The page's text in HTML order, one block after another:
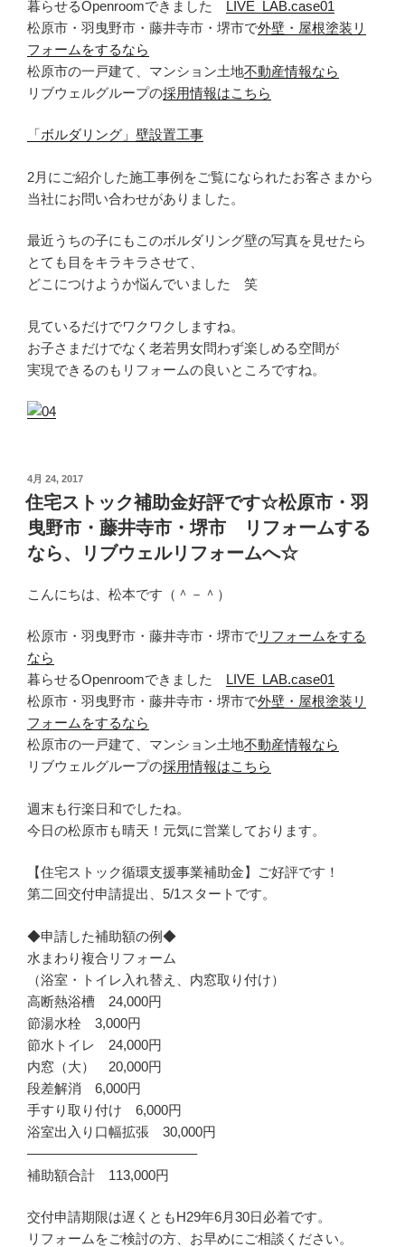
暮らせるOpenroomできました LIVE_LAB.case01
松原市・羽曳野市・藤井寺市・堺市で外壁・屋根塗装リ
フォームをするなら
松原市の一戸建て、マンション土地不動産情報なら
リブウェルグループの採用情報はこちら
「ボルダリング」壁設置工事
2月にご紹介した施工事例をご覧になられたお客さまから
当社にお問い合わせがありました。
最近うちの子にもこのボルダリング壁の写真を見せたら
とても目をキラキラさせて、
どこにつけようか悩んでいました 笑
見ているだけでワクワクしますね。
お子さまだけでなく老若男女問わず楽しめる空間が
実現できるのもリフォームの良いところですね。
投
稿
日:
4月 24, 2017
住宅ストック補助金好評です☆松原市・羽
曳野市・藤井寺市・堺市 リフォームする
なら、リブウェルリフォームへ☆
こんにちは、松本です（＾－＾）
松原市・羽曳野市・藤井寺市・堺市でリフォームをする
なら
暮らせるOpenroomできました LIVE_LAB.case01
松原市・羽曳野市・藤井寺市・堺市で外壁・屋根塗装リ
フォームをするなら
松原市の一戸建て、マンション土地不動産情報なら
リブウェルグループの採用情報はこちら
週末も行楽日和でしたね。
今日の松原市も晴天！元気に営業しております。
【住宅ストック循環支援事業補助金】ご好評です！
第二回交付申請提出、5/1スタートです。
◆申請した補助額の例◆
水まわり複合リフォーム
（浴室・トイレ入れ替え、内窓取り付け）
高断熱浴槽 24,000円
節湯水栓 3,000円
節水トイレ 24,000円
内窓（大） 20,000円
段差解消 6,000円
手すり取り付け 6,000円
浴室出入り口幅拡張 30,000円
————————————–
補助額合計 113,000円
交付申請期限は遅くともH29年6月30日必着です。
リフォームをご検討の方、お早めにご相談ください。